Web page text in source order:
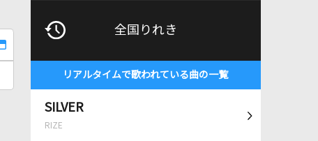
全国りれき
リアルタイムで歌われている曲の一覧
SILVER
RIZE